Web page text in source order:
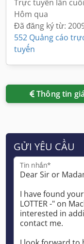
Trực tuyến lần
Hôm qua
Đã đăng ký từ:
552 Quảng cáo
tuyến
Thông tin giá
GỬI YÊU CẦU
Tin nhắn*